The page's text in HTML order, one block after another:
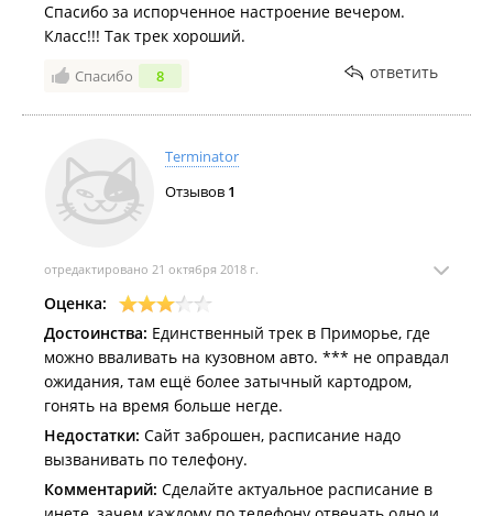
Спасибо за испорченное настроение вечером.
Класс!!! Так трек хороший.
Спасибо 8 ответить
Terminator
Отзывов 1
отредактировано 21 октября 2018 г.
Оценка:
Достоинства: Единственный трек в Приморье, где
можно вваливать на кузовном авто. *** не оправдал
ожидания, там ещё более затычный картодром,
гонять на время больше негде.
Недостатки: Сайт заброшен, расписание надо
вызванивать по телефону.
Комментарий: Сделайте актуальное расписание в